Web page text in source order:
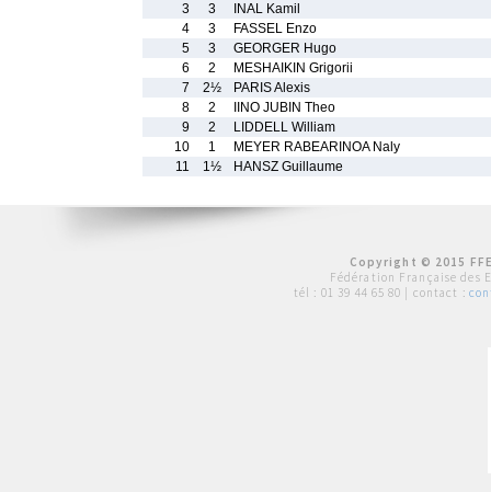
3
3
INAL Kamil
4
3
FASSEL Enzo
5
3
GEORGER Hugo
6
2
MESHAIKIN Grigorii
7
2½
PARIS Alexis
8
2
IINO JUBIN Theo
9
2
LIDDELL William
10
1
MEYER RABEARINOA Naly
11
1½ HANSZ Guillaume
Copyright © 2015
Fédération Française des
tél : 01 39 44 65 80 | contact :